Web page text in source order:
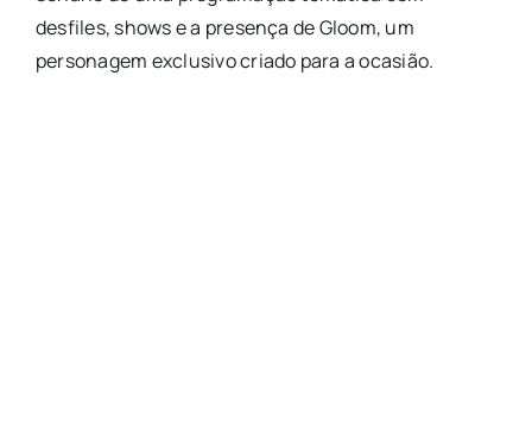
desfiles, shows e a presença de Gloom, um
personagem exclusivo criado para a ocasião.